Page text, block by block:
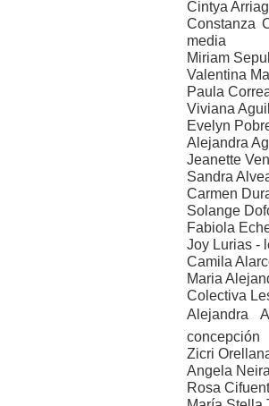
Cintya
Constanza
media
Miriam
Valentina
Paula
Viviana
Evelyn
Alejandra
Jeanette
Sandra
Carmen
Solange
Fabiola
Joy Lurias -
Camila
Maria
Colectiva
Alejandra
concepción
Zicri
Angela
Rosa